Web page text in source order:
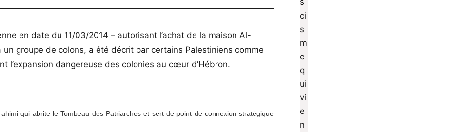
en date du 11/03/2014 – autorisant l’achat de la maison Al-
groupe de colons, a été décrit par certains Palestiniens comme
l’expansion dangereuse des colonies au cœur d’Hébron.
qui abrite le Tombeau des Patriarches et sert de point de connexion stratégique